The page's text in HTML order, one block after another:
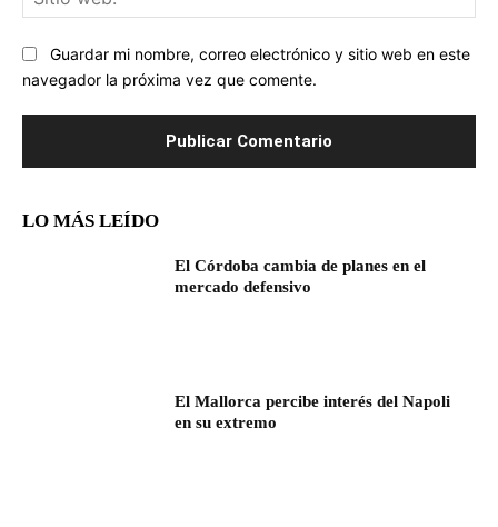
Guardar mi nombre, correo electrónico y sitio web en este
navegador la próxima vez que comente.
LO MÁS LEÍDO
El Córdoba cambia de planes en el
mercado defensivo
El Mallorca percibe interés del Napoli
en su extremo